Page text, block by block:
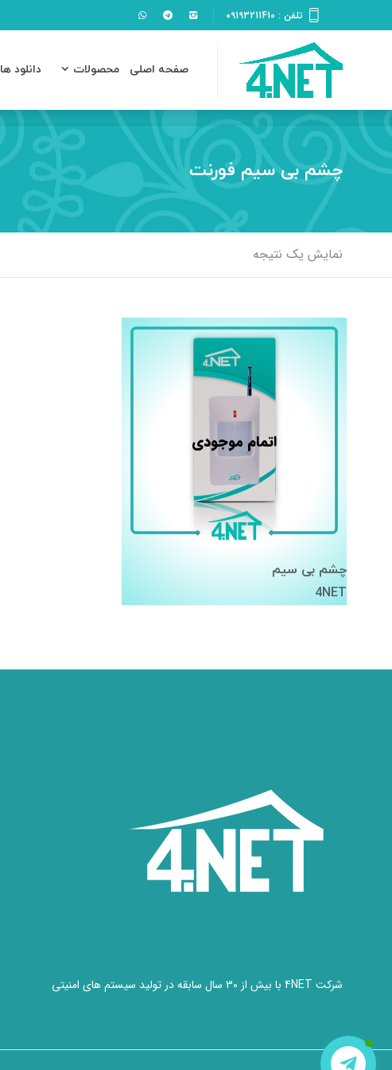
تلفن : 09193211410
صفحه اصلی محصولات دانلود ها
صفحه اصلی
چشم بی سیم فورنت
نمایش یک نتیجه
اتمام موجودی
چشم بی سیم
4NET
شرکت 4NET با بیش از 30 سال سابقه در تولید سیستم های امنیتی